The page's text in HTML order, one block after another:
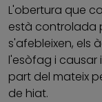
L'obertura que
està controlada
s'afebleixen, els
l'esòfag i
part del mateix
de hiat.